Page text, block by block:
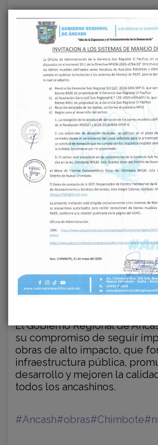
De acuerdo con el
trabajos preliminares se
primer semestre del próximo
plazo de ejecución de 24
actual gestión regional dejará
encaminada para su
beneficio de toda la
Con esta adjudicación, Áncash
hacia una red de salud
y con servicios de calidad,
visión de una gestión regional
transparente, técnica y
resultados.
“Estamos dando un paso firme
futuro de la salud en
Este hospital no solo
infraestructura, sino
bienestar para miles de
la vicegobernadora Angelly
Chávez.
El Gobierno Regional de
su compromiso de seguir
obras de alto impacto, que
infraestructura pública,
desarrollo y mejoren la
todos los ancashinos.
#Ancash#obras#Chimbote